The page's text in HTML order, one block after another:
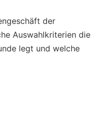
der
Auswahlkriterien die
legt und welche